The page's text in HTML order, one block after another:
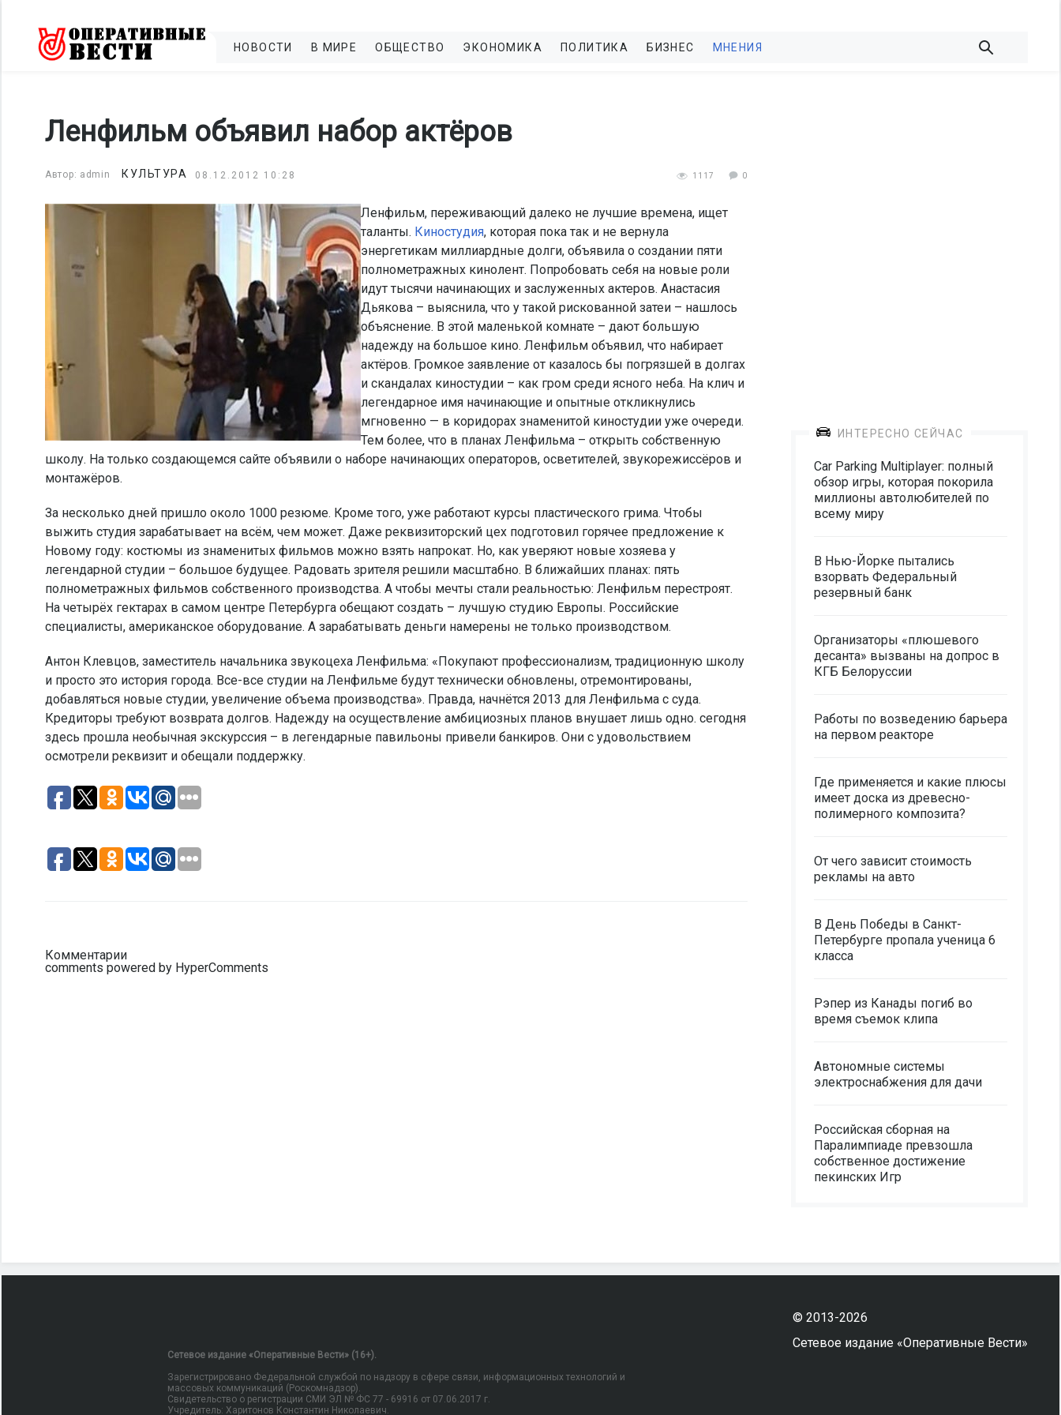
НОВОСТИ В МИРЕ ОБЩЕСТВО ЭКОНОМИКА ПОЛИТИКА БИЗНЕС МНЕНИЯ
Ленфильм объявил набор актёров
Автор: admin КУЛЬТУРА 08.12.2012 10:28 1117 0
Ленфильм, переживающий далеко не лучшие времена, ищет
таланты. Киностудия, которая пока так и не вернула
энергетикам миллиардные долги, объявила о создании пяти
полнометражных кинолент. Попробовать себя на новые роли
идут тысячи начинающих и заслуженных актеров. Анастасия
Дьякова – выяснила, что у такой рискованной затеи – нашлось
объяснение. В этой маленькой комнате – дают большую
надежду на большое кино. Ленфильм объявил, что набирает
актёров. Громкое заявление от казалось бы погрязшей в долгах
и скандалах киностудии – как гром среди ясного неба. На клич и
легендарное имя начинающие и опытные откликнулись
мгновенно — в коридорах знаменитой киностудии уже очереди.
Тем более, что в планах Ленфильма – открыть собственную
школу. На только создающемся сайте объявили о наборе начинающих операторов, осветителей, звукорежиссёров и
монтажёров.
За несколько дней пришло около 1000 резюме. Кроме того, уже работают курсы пластического грима. Чтобы
выжить студия зарабатывает на всём, чем может. Даже реквизиторский цех подготовил горячее предложение к
Новому году: костюмы из знаменитых фильмов можно взять напрокат. Но, как уверяют новые хозяева у
легендарной студии – большое будущее. Радовать зрителя решили масштабно. В ближайших планах: пять
полнометражных фильмов собственного производства. А чтобы мечты стали реальностью: Ленфильм перестроят.
На четырёх гектарах в самом центре Петербурга обещают создать – лучшую студию Европы. Российские
специалисты, американское оборудование. А зарабатывать деньги намерены не только производством.
Антон Клевцов, заместитель начальника звукоцеха Ленфильма: «Покупают профессионализм, традиционную школу
и просто это история города. Все-все студии на Ленфильме будут технически обновлены, отремонтированы,
добавляться новые студии, увеличение объема производства». Правда, начнётся 2013 для Ленфильма с суда.
Кредиторы требуют возврата долгов. Надежду на осуществление амбициозных планов внушает лишь одно. сегодня
здесь прошла необычная экскурссия – в легендарные павильоны привели банкиров. Они с удовольствием
осмотрели реквизит и обещали поддержку.
Комментарии
comments powered by HyperComments
ИНТЕРЕСНО СЕЙЧАС
Car Parking Multiplayer: полный
обзор игры, которая покорила
миллионы автолюбителей по
всему миру
В Нью-Йорке пытались
взорвать Федеральный
резервный банк
Организаторы «плюшевого
десанта» вызваны на допрос в
КГБ Белоруссии
Работы по возведению барьера
на первом реакторе
Где применяется и какие плюсы
имеет доска из древесно-
полимерного композита?
От чего зависит стоимость
рекламы на авто
В День Победы в Санкт-
Петербурге пропала ученица 6
класса
Рэпер из Канады погиб во
время съемок клипа
Автономные системы
электроснабжения для дачи
Российская сборная на
Паралимпиаде превзошла
собственное достижение
пекинских Игр
Сетевое издание «Оперативные Вести» (16+).
Зарегистрировано Федеральной службой по надзору в сфере связи, информационных технологий и
массовых коммуникаций (Роскомнадзор).
Свидетельство о регистрации СМИ ЭЛ № ФС 77 - 69916 от 07.06.2017 г.
Учредитель: Харитонов Константин Николаевич.
© 2013-2026
Сетевое издание «Оперативные Вести»